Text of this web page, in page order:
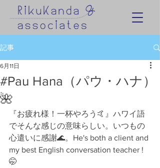
記事
#Pau Hana（パウ・ハナ）
🌺
6月11日
『お疲れ様！一杯やろう🤙』ハワイ語
でそんな感じの意味らしい。いつもの
心遣いに感謝🌊。He's both a client and
my best English conversation teacher !
🤭